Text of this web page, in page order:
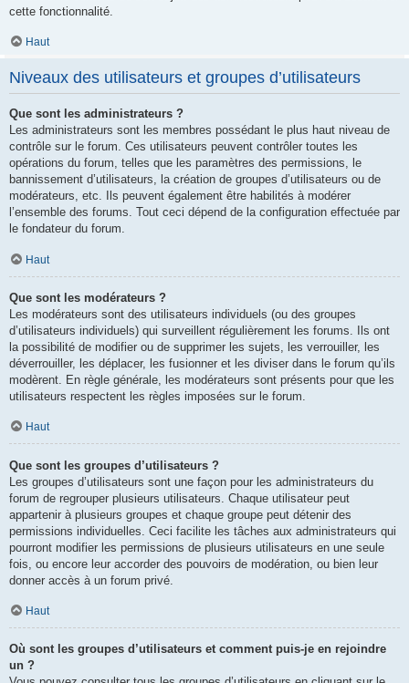
cette fonctionnalité.
Haut
Niveaux des utilisateurs et groupes d’utilisateurs
Que sont les administrateurs ?
Les administrateurs sont les membres possédant le plus haut niveau de
contrôle sur le forum. Ces utilisateurs peuvent contrôler toutes les
opérations du forum, telles que les paramètres des permissions, le
bannissement d’utilisateurs, la création de groupes d’utilisateurs ou de
modérateurs, etc. Ils peuvent également être habilités à modérer
l’ensemble des forums. Tout ceci dépend de la configuration effectuée par
le fondateur du forum.
Haut
Que sont les modérateurs ?
Les modérateurs sont des utilisateurs individuels (ou des groupes
d’utilisateurs individuels) qui surveillent régulièrement les forums. Ils ont
la possibilité de modifier ou de supprimer les sujets, les verrouiller, les
déverrouiller, les déplacer, les fusionner et les diviser dans le forum qu’ils
modèrent. En règle générale, les modérateurs sont présents pour que les
utilisateurs respectent les règles imposées sur le forum.
Haut
Que sont les groupes d’utilisateurs ?
Les groupes d’utilisateurs sont une façon pour les administrateurs du
forum de regrouper plusieurs utilisateurs. Chaque utilisateur peut
appartenir à plusieurs groupes et chaque groupe peut détenir des
permissions individuelles. Ceci facilite les tâches aux administrateurs qui
pourront modifier les permissions de plusieurs utilisateurs en une seule
fois, ou encore leur accorder des pouvoirs de modération, ou bien leur
donner accès à un forum privé.
Haut
Où sont les groupes d’utilisateurs et comment puis-je en rejoindre
un ?